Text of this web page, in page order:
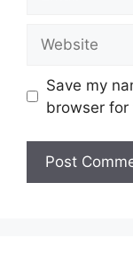
Save my
browser for